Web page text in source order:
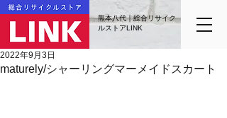
熊本八代｜総合リサイク
ルストアLINK
maturely/シャーリングマーメイドスカート
2022年9月3日